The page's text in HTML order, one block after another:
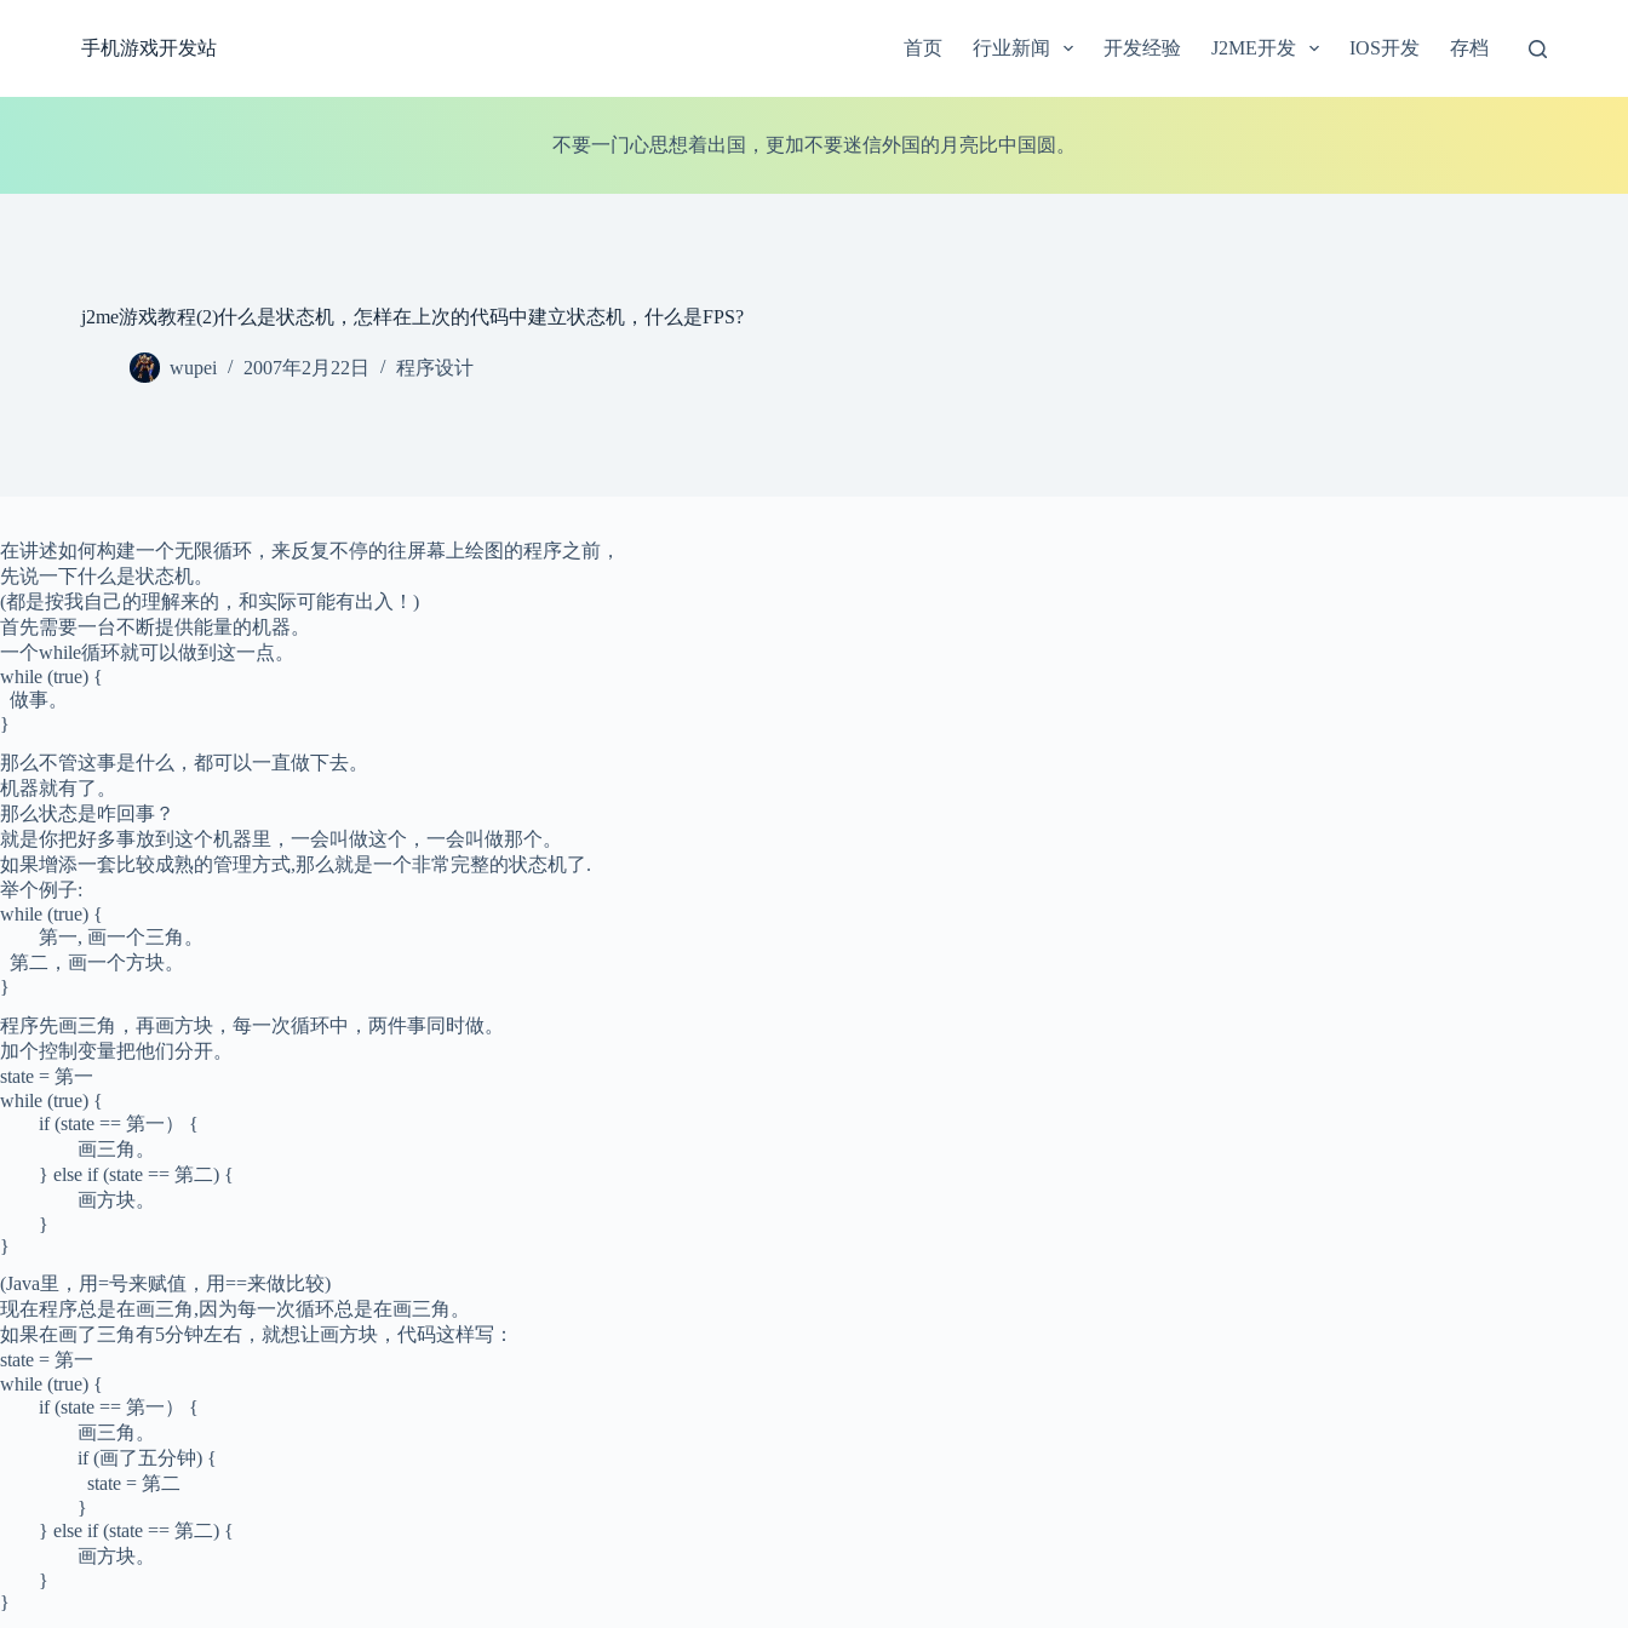
容
手机游戏开发站 首页 行业新闻 开发经验 J2ME开发 IOS开发 存档
不要一门心思想着出国，更加不要迷信外国的月亮比中国圆。
j2me游戏教程(2)什么是状态机，怎样在上次的代码中建立状态机，什么是FPS?
wupei 2007年2月22日 程序设计
在讲述如何构建一个无限循环，来反复不停的往屏幕上绘图的程序之前，
先说一下什么是状态机。
(都是按我自己的理解来的，和实际可能有出入！)
首先需要一台不断提供能量的机器。
一个while循环就可以做到这一点。
while (true) {
做事。
}
那么不管这事是什么，都可以一直做下去。
机器就有了。
那么状态是咋回事？
就是你把好多事放到这个机器里，一会叫做这个，一会叫做那个。
如果增添一套比较成熟的管理方式,那么就是一个非常完整的状态机了.
举个例子:
while (true) {
第一, 画一个三角。
第二，画一个方块。
}
程序先画三角，再画方块，每一次循环中，两件事同时做。
加个控制变量把他们分开。
state = 第一
while (true) {
if (state == 第一） {
画三角。
} else if (state == 第二) {
画方块。
}
}
(Java里，用=号来赋值，用==来做比较)
现在程序总是在画三角,因为每一次循环总是在画三角。
如果在画了三角有5分钟左右，就想让画方块，代码这样写：
state = 第一
while (true) {
if (state == 第一） {
画三角。
if (画了五分钟) {
state = 第二
}
} else if (state == 第二) {
画方块。
}
}